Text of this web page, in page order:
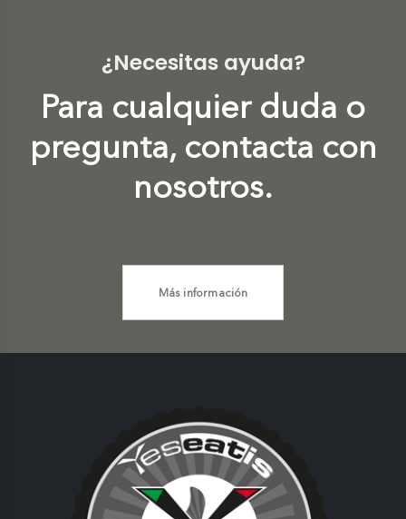
¿Necesitas ayuda?
Para cualquier duda o
pregunta, contacta con
nosotros.
Más información